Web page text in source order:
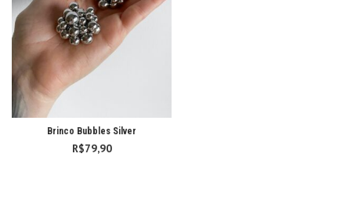
Brinco Bubbles Silver
R$79,90